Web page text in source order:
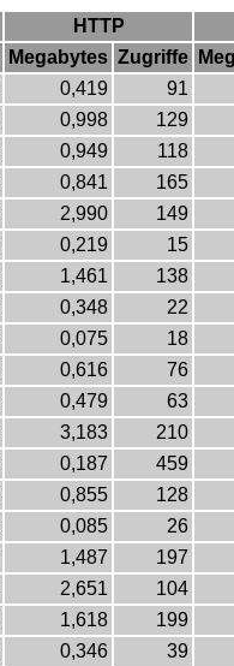
HTTP
Megabytes Zugriffe
0,419
91
0,998
129
0,949
118
0,841
165
2,990
149
0,219
15
1,461
138
0,348
22
0,075
18
0,616
76
0,479
63
3,183
210
0,187
459
0,855
128
0,085
26
1,487
197
2,651
104
1,618
199
0,346
39